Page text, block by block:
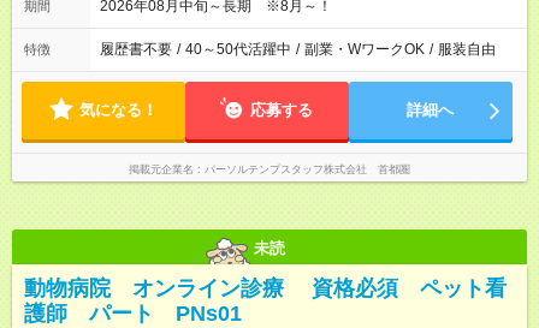
期間 2026年08月中旬～長期 ※8月～！
特徴 履歴書不要 / 40～50代活躍中 / 副業・WワークOK / 服装自由
気になる！ 応募する 詳細へ
掲載元企業名 パーソルテンプスタッフ株式会社 首都圏
未読
動物病院 オンライン診療 資格必須 ペット看
護師 パート PNs01